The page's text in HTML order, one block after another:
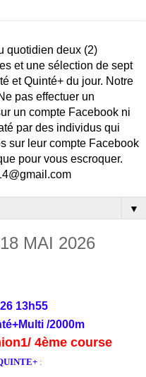
quotidien deux (2)
et une sélection de sept
et Quinté+ du jour. Notre
pas effectuer un
un compte Facebook ni
par des individus qui
sur leur compte Facebook
pour vous escroquer.
▼
MAI 2026
13h55
/2000m
4ème course
: